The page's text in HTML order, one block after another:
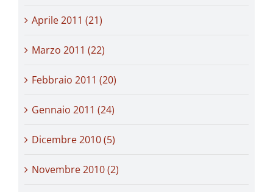
Aprile 2011 (21)
Marzo 2011 (22)
Febbraio 2011 (20)
Gennaio 2011 (24)
Dicembre 2010 (5)
Novembre 2010 (2)